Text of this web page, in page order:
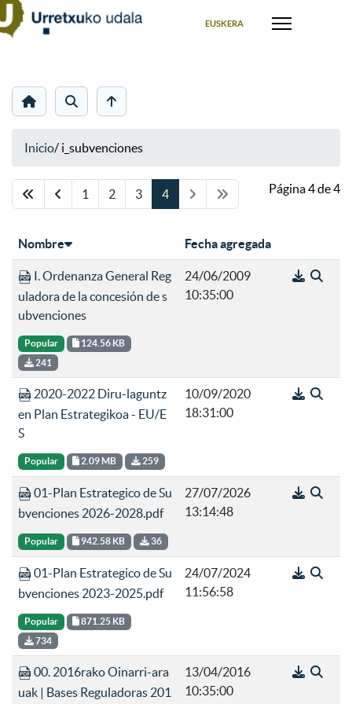
EUSKERA
Inicio/ i_subvenciones
Página 4 de 4
1 2 3 4
Nombre Fecha agregada
I. Ordenanza General Reg
uladora de la concesión de s
ubvenciones
Popular
124.56 KB
241
24/06/2009
10:35:00
2020-2022 Diru-laguntz
en Plan Estrategikoa - EU/E
S
Popular 2.09 MB 259
10/09/2020
18:31:00
01-Plan Estrategico de Su
bvenciones 2026-2028.pdf
Popular 942.58 KB 36
27/07/2026
13:14:48
01-Plan Estrategico de Su
bvenciones 2023-2025.pdf
Popular
871.25 KB
734
24/07/2024
11:56:58
00. 2016rako Oinarri-ara
uak | Bases Reguladoras 201
13/04/2016
10:35:00